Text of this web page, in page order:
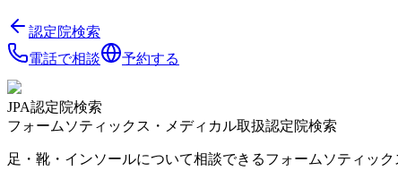
認定院検索
電話で相談
予約する
JPA認定院検索
フォームソティックス・メディカル取扱認定院検索
足・靴・インソールについて相談できるフォームソティッ